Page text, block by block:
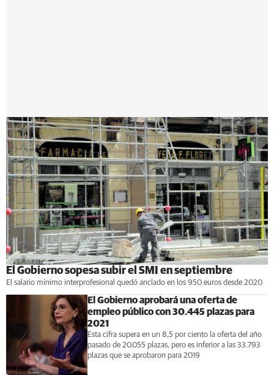
El Gobierno sopesa subir el SMI en septiembre
El salario mínimo interprofesional quedó anclado en los 950 euros desde 2020
El Gobierno aprobará una oferta de
empleo público con 30.445 plazas para
2021
Esta cifra supera en un 8,5 por ciento la oferta del año
pasado de 20.055 plazas, pero es inferior a las 33.793
plazas que se aprobaron para 2019